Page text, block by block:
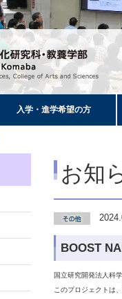
入学・進学希望の方
お知
BOOST
国立研究開発法人科
このプロジェクトは